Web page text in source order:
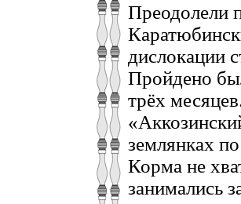
Преодолели
дислокации
Пройдено
трёх
землянках
Корма не
занимались